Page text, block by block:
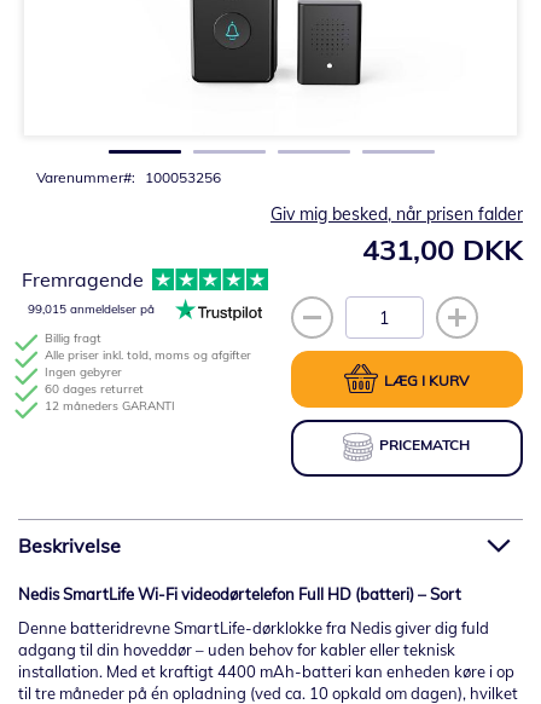
Varenummer 100053256
431,00 DKK
Giv mig besked, når prisen falder
LÆG I KURV
PRICEMATCH
Billig fragt
Alle priser inkl. told, moms og afgifter
Ingen gebyrer
60 dages returret
12 måneders GARANTI
Fremragende
99,015 anmeldelser på
billedgalleriet
Beskrivelse
Nedis SmartLife Wi-Fi videodørtelefon Full HD (batteri) – Sort
Denne batteridrevne SmartLife-dørklokke fra Nedis giver dig fuld
adgang til din hoveddør – uden behov for kabler eller teknisk
installation. Med et kraftigt 4400 mAh-batteri kan enheden køre i op
til tre måneder på én opladning (ved ca. 10 opkald om dagen), hvilket